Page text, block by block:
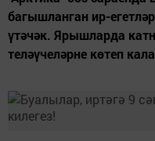
багышланган ир-
үтәчәк. Ярышларда
теләүчеләрне көтеп